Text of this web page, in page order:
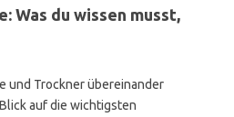
Was du wissen musst,
und Trockner übereinander
auf die wichtigsten